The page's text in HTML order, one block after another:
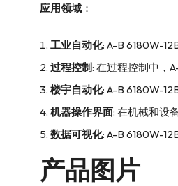
应用领域 ：
工业自动化: A-B 6180W-
过程控制: 在过程控制中，
楼宇自动化: A-B 6180W-
机器操作界面: 在机械和设
数据可视化: A-B 6180W-
产品图片